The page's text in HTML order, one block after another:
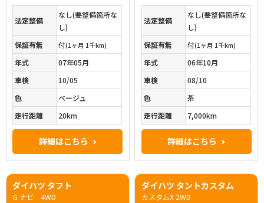
法定整備
なし(要整備箇所な
し)
保証有無
付(1ヶ月 1千km)
年式
07年05月
車検
10/05
色
ベージュ
走行距離
20km
詳細はこちら
法定整備
なし(要整備箇所な
し)
保証有無
付(1ヶ月 1千km)
年式
06年10月
車検
08/10
色
茶
走行距離
7,000km
詳細はこちら
ダイハツ タフト
G ナビ 4WD
ダイハツ タントカスタム
カスタムX 2WD